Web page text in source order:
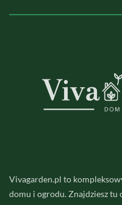
Vivagarden.pl to
domu i ogrodu. Znajdziesz tu